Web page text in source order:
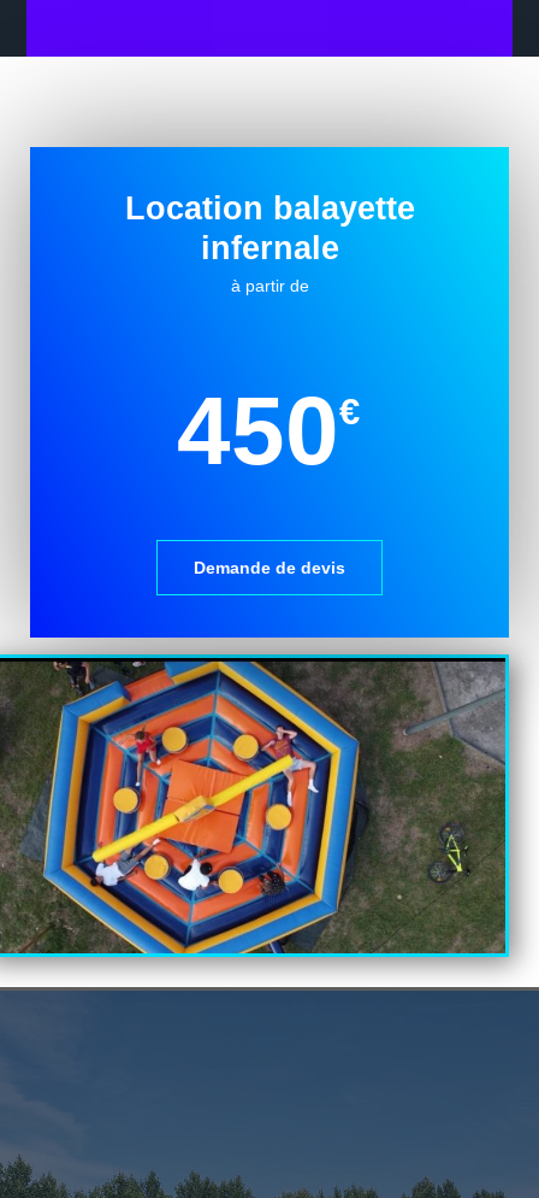
Location balayette
infernale
à partir de
450€
Demande de devis